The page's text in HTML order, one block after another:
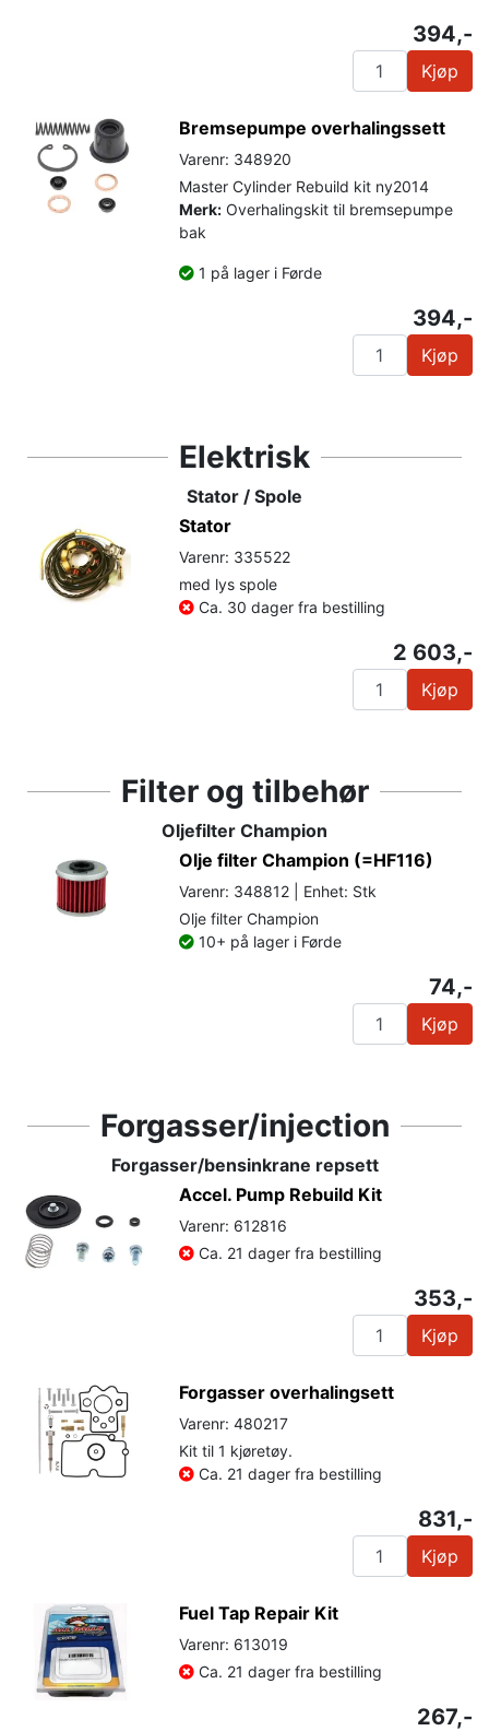
394,-
Kjøp
Bremsepumpe overhalingssett
Varenr: 348920
Master Cylinder Rebuild kit ny2014
Merk: Overhalingskit til bremsepumpe
bak
1 på lager i Førde
394,-
Kjøp
Elektrisk
Stator / Spole
Stator
Varenr: 335522
med lys spole
Ca. 30 dager fra bestilling
2 603,-
Kjøp
Filter og tilbehør
Oljefilter Champion
Olje filter Champion (=HF116)
Varenr: 348812 | Enhet: Stk
Olje filter Champion
10+ på lager i Førde
74,-
Kjøp
Forgasser/injection
Forgasser/bensinkrane repsett
Accel. Pump Rebuild Kit
Varenr: 612816
Ca. 21 dager fra bestilling
353,-
Kjøp
Forgasser overhalingsett
Varenr: 480217
Kit til 1 kjøretøy.
Ca. 21 dager fra bestilling
831,-
Kjøp
Fuel Tap Repair Kit
Varenr: 613019
Ca. 21 dager fra bestilling
267,-